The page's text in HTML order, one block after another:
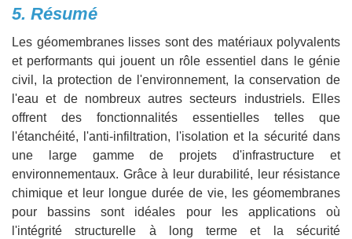
5. Résumé
Les géomembranes lisses sont des matériaux polyvalents
et performants qui jouent un rôle essentiel dans le génie
civil, la protection de l'environnement, la conservation de
l'eau et de nombreux autres secteurs industriels. Elles
offrent des fonctionnalités essentielles telles que
l'étanchéité, l'anti-infiltration, l'isolation et la sécurité dans
une large gamme de projets d'infrastructure et
environnementaux. Grâce à leur durabilité, leur résistance
chimique et leur longue durée de vie, les géomembranes
pour bassins sont idéales pour les applications où
l'intégrité structurelle à long terme et la sécurité